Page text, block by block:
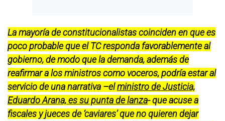
La mayoría de constitucionalistas coinciden en que es
poco probable que el TC responda favorablemente al
gobierno, de modo que la demanda, además de
reafirmar a los ministros como voceros, podría estar al
servicio de una narrativa –elministro de Justicia,
Eduardo Arana, es su punta de lanza- que acuse a
fiscales y jueces de ‘caviares’ que no quieren dejar